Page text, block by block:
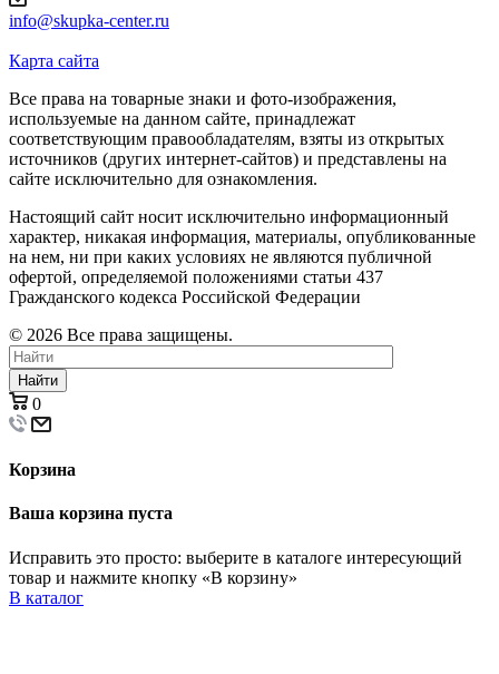
info@skupka-center.ru
Карта сайта
Все права на товарные знаки и фото-изображения,
используемые на данном сайте, принадлежат
соответствующим правообладателям, взяты из открытых
источников (других интернет-сайтов) и представлены на
сайте исключительно для ознакомления.
Настоящий сайт носит исключительно информационный
характер, никакая информация, материалы, опубликованные
на нем, ни при каких условиях не являются публичной
офертой, определяемой положениями статьи 437
Гражданского кодекса Российской Федерации
© 2026 Все права защищены.
Найти
0
Корзина
Ваша корзина пуста
Исправить это просто: выберите в каталоге интересующий
товар и нажмите кнопку «В корзину»
В каталог